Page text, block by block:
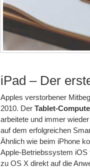
iPad – Der
Apples verstorbener
2010. Der Tablet-
arbeitete und immer
auf dem erfolgreichen
Ähnlich wie beim iPhone
Apple-Betriebssystem
zu OS X direkt auf die